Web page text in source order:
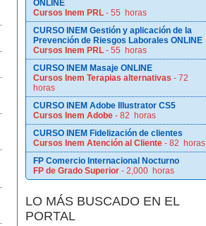
ONLINE
Cursos Inem PRL - 55 horas
CURSO INEM Gestión y aplicación de la
Prevención de Riesgos Laborales ONLINE
Cursos Inem PRL - 55 horas
CURSO INEM Masaje ONLINE
Cursos Inem Terapias alternativas - 72
horas
CURSO INEM Adobe Illustrator CS5
Cursos Inem Adobe - 82 horas
CURSO INEM Fidelización de clientes
Cursos Inem Atención al Cliente - 82 horas
FP Comercio Internacional Nocturno
FP de Grado Superior - 2,000 horas
LO MÁS BUSCADO EN EL
PORTAL